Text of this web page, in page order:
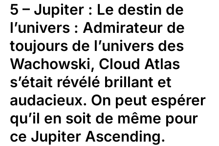
5 – Jupiter : Le destin de
l’univers : Admirateur de
toujours de l’univers des
Wachowski, Cloud Atlas
s’était révélé brillant et
audacieux. On peut espérer
qu’il en soit de même pour
ce Jupiter Ascending.